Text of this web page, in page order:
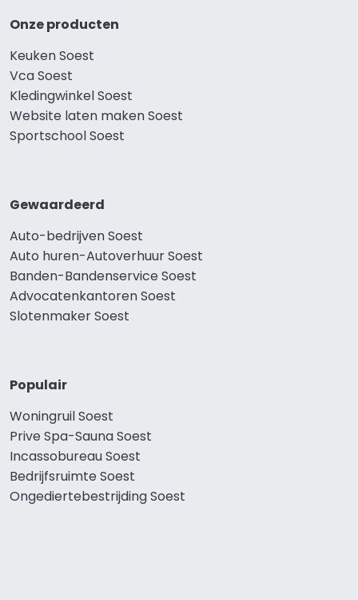
Onze producten
Keuken Soest
Vca Soest
Kledingwinkel Soest
Website laten maken Soest
Sportschool Soest
Gewaardeerd
Auto-bedrijven Soest
Auto huren-Autoverhuur Soest
Banden-Bandenservice Soest
Advocatenkantoren Soest
Slotenmaker Soest
Populair
Woningruil Soest
Prive Spa-Sauna Soest
Incassobureau Soest
Bedrijfsruimte Soest
Ongediertebestrijding Soest